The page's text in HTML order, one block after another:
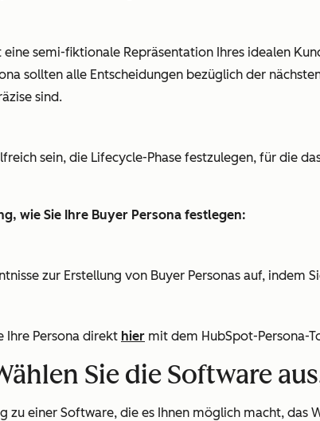
eine semi-fiktionale Repräsentation Ihres idealen
sollten alle Entscheidungen bezüglich der
sind.
sein, die Lifecycle-Phase festzulegen, für die
wie Sie Ihre Buyer Persona festlegen:
zur Erstellung von Buyer Personas auf, indem
Ihre Persona direkt hier mit dem HubSpot-Persona-
Sie die Software
zu einer Software, die es Ihnen möglich macht,